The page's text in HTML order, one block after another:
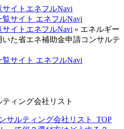
イトエネフルNavi
イトエネフルNavi » エネルギー
た省エネ補助金申請コンサルテ
ィング会社リスト
サルティング会社リスト_TOP